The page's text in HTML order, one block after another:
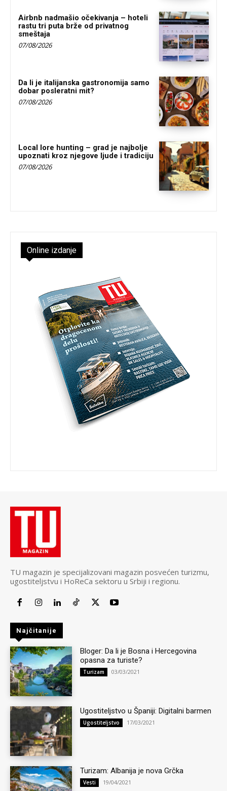
Airbnb nadmašio očekivanja – hoteli
rastu tri puta brže od privatnog
smeštaja
07/08/2026
Da li je italijanska gastronomija samo
dobar posleratni mit?
07/08/2026
Local lore hunting – grad je najbolje
upoznati kroz njegove ljude i tradiciju
07/08/2026
Online izdanje
TU magazin je specijalizovani magazin posvećen turizmu,
ugostiteljstvu i HoReCa sektoru u Srbiji i regionu.
Najčitanije
Bloger: Da li je Bosna i Hercegovina
opasna za turiste?
Turizam 03/03/2021
Ugostiteljstvo u Španiji: Digitalni barmen
Ugostiteljstvo 17/03/2021
Turizam: Albanija je nova Grčka
Vesti 19/04/2021